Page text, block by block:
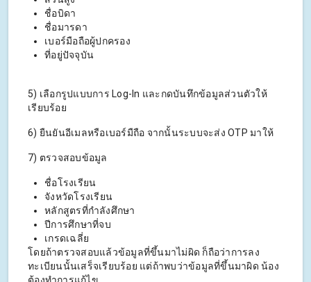
ชื่อบิดา
ชื่อมารดา
เบอร์มือถือผู้ปกครอง
ที่อยู่ปัจจุบัน
5) เลือกรูปแบบการ Log-In และกดบันทึกข้อมูลส่วนตัวให้
เรียบร้อย
6) ยืนยันอีเมลหรือเบอร์มืถือ จากนั้นระบบจะส่ง OTP มาให้
7) ตรวจสอบข้อมูล
ชื่อโรงเรียน
จังหวัดโรงเรียน
หลักสูตรที่กำลังศึกษา
ปีการศึกษาที่จบ
เกรดเฉลี่ย
โดยถ้าตรวจสอบแล้วข้อมูลที่ขึ้นมาไม่ผิด ก็ถือว่าการลง
ทะเบียนนั้นเสร็จเรียบร้อย แต่ถ้าพบว่าข้อมูลที่ขึ้นมาผิด น้อง